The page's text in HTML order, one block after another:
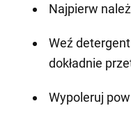
Najpierw
Weź
dokładnie
Wypoleruj